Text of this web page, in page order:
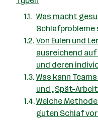
Was macht
Schlafprobleme
Von Eulen und
ausreichend
und deren
Was kann
und „Spät-
Welche
guten Schlaf